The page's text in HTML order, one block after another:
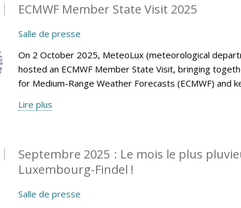
ECMWF Member State Visit 2025
Salle de presse
On 2 October 2025, MeteoLux (meteorological
hosted an ECMWF Member State Visit, bringing
for Medium-Range Weather Forecasts (ECMWF) and
Lire plus
Septembre 2025 : Le mois le plus
Luxembourg-Findel !
Salle de presse